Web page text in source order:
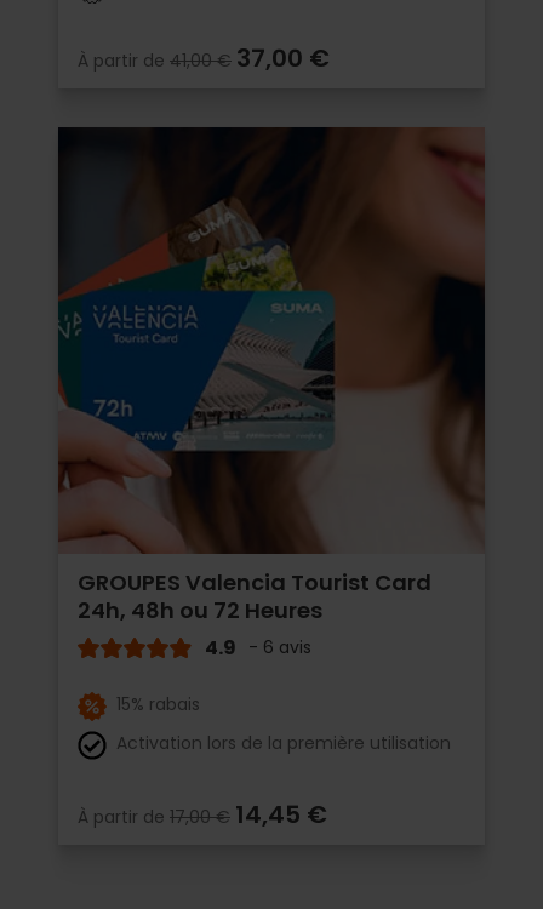
À partir de 41,00 € 37,00 €
GROUPES Valencia Tourist Card
24h, 48h ou 72 Heures
4.9 - 6 avis
15% rabais
Activation lors de la première utilisation
À partir de 17,00 € 14,45 €